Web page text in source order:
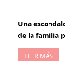
Una
de la familia
LEER MÁS